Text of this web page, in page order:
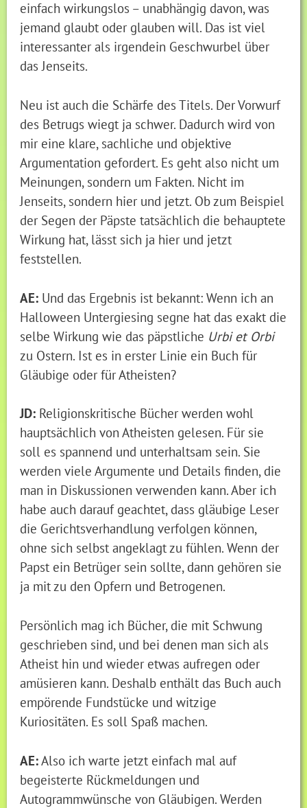
einfach wirkungslos – unabhängig davon, was
jemand glaubt oder glauben will. Das ist viel
interessanter als irgendein Geschwurbel über
das Jenseits.
Neu ist auch die Schärfe des Titels. Der Vorwurf
des Betrugs wiegt ja schwer. Dadurch wird von
mir eine klare, sachliche und objektive
Argumentation gefordert. Es geht also nicht um
Meinungen, sondern um Fakten. Nicht im
Jenseits, sondern hier und jetzt. Ob zum Beispiel
der Segen der Päpste tatsächlich die behauptete
Wirkung hat, lässt sich ja hier und jetzt
feststellen.
AE: Und das Ergebnis ist bekannt: Wenn ich an
Halloween Untergiesing segne hat das exakt die
selbe Wirkung wie das päpstliche Urbi et Orbi
zu Ostern. Ist es in erster Linie ein Buch für
Gläubige oder für Atheisten?
JD: Religionskritische Bücher werden wohl
hauptsächlich von Atheisten gelesen. Für sie
soll es spannend und unterhaltsam sein. Sie
werden viele Argumente und Details finden, die
man in Diskussionen verwenden kann. Aber ich
habe auch darauf geachtet, dass gläubige Leser
die Gerichtsverhandlung verfolgen können,
ohne sich selbst angeklagt zu fühlen. Wenn der
Papst ein Betrüger sein sollte, dann gehören sie
ja mit zu den Opfern und Betrogenen.
Persönlich mag ich Bücher, die mit Schwung
geschrieben sind, und bei denen man sich als
Atheist hin und wieder etwas aufregen oder
amüsieren kann. Deshalb enthält das Buch auch
empörende Fundstücke und witzige
Kuriositäten. Es soll Spaß machen.
AE:Also ich warte jetzt einfach mal auf
begeisterte Rückmeldungen und
Autogrammwünsche von Gläubigen. Werden